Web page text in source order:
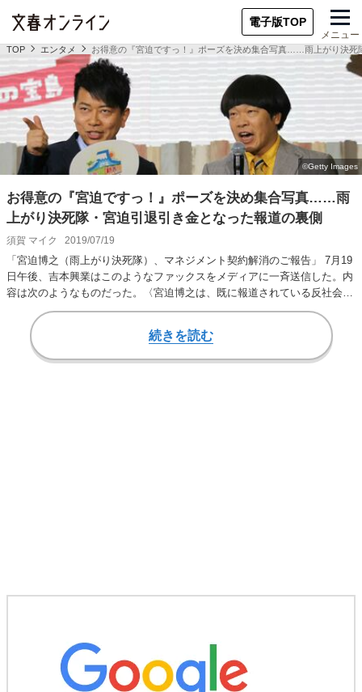
電子版TOP
メニュー
TOP エンタメ お得意の『宮迫ですっ！』ポーズを決め集合写真……雨上がり決死
お得意の『宮迫ですっ！』ポーズを決め集合写真……雨
上がり決死隊・宮迫引退引き金となった報道の裏側
須賀 マイク 2019/07/19
「宮迫博之（雨上がり決死隊）、マネジメント契約解消のご報告」 7月19
日午後、吉本興業はこのようなファックスをメディアに一斉送信した。内
容は次のようなものだった。〈宮迫博之は、既に報道されている反社会的
勢力の主催する…
続きを読む